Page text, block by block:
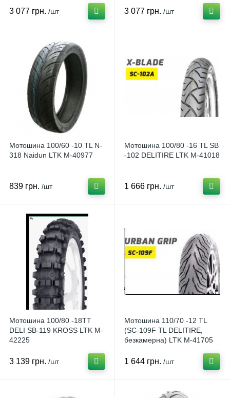
3 077 грн. /шт 3 077 грн. /шт
Мотошина 100/60 -10 TL N-
318 Naidun LTK M-40977
839 грн. /шт
Мотошина 100/80 -16 TL SB
-102 DELITIRE LTK M-41018
1 666 грн. /шт
Мотошина 100/80 -18TT
DELI SB-119 KROSS LTK M-
42225
3 139 грн. /шт
Мотошина 110/70 -12 TL
(SC-109F TL DELITIRE,
безкамерна) LTK M-41705
1 644 грн. /шт